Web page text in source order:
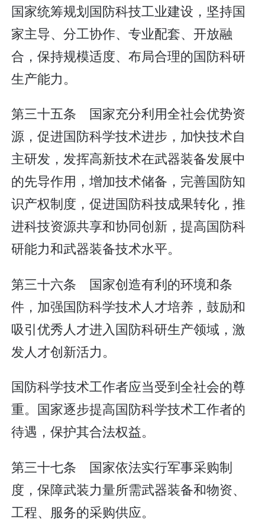
国家统筹规划国防科技工业建设，坚持国
家主导、分工协作、专业配套、开放融
合，保持规模适度、布局合理的国防科研
生产能力。
第三十五条 国家充分利用全社会优势资
源，促进国防科学技术进步，加快技术自
主研发，发挥高新技术在武器装备发展中
的先导作用，增加技术储备，完善国防知
识产权制度，促进国防科技成果转化，推
进科技资源共享和协同创新，提高国防科
研能力和武器装备技术水平。
第三十六条 国家创造有利的环境和条
件，加强国防科学技术人才培养，鼓励和
吸引优秀人才进入国防科研生产领域，激
发人才创新活力。
国防科学技术工作者应当受到全社会的尊
重。国家逐步提高国防科学技术工作者的
待遇，保护其合法权益。
第三十七条 国家依法实行军事采购制
度，保障武装力量所需武器装备和物资、
工程、服务的采购供应。